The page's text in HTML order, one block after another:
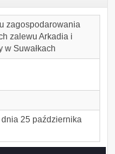
zagospodarowania
zalewu Arkadia i
w Suwałkach
dnia 25 października